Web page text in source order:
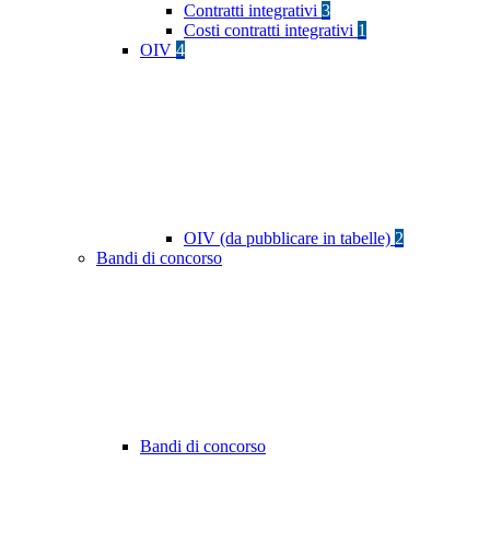
Contratti integrativi 3
Costi contratti integrativi 1
OIV 4
OIV (da pubblicare in tabelle) 2
Bandi di concorso
Bandi di concorso